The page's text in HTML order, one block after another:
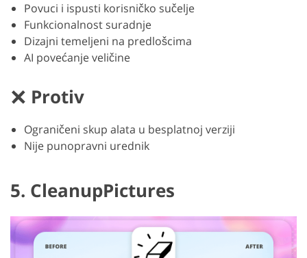
Povuci i ispusti korisničko sučelje
Funkcionalnost suradnje
Dizajni temeljeni na predlošcima
AI povećanje veličine
Protiv
Ograničeni skup alata u besplatnoj verziji
Nije punopravni urednik
5. CleanupPictures